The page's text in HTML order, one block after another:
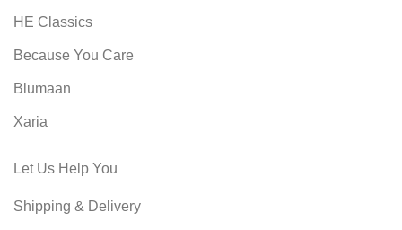
HE Classics
Because You Care
Blumaan
Xaria
Let Us Help You
Shipping & Delivery